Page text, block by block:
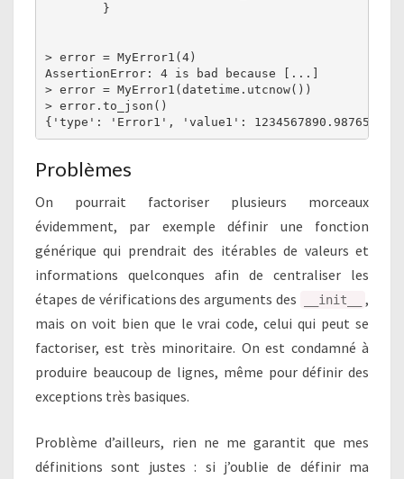
        }
> error = MyError1(4)
AssertionError: 4 is bad because [...]
> error = MyError1(datetime.utcnow())
> error.to_json()
{'type': 'Error1', 'value1': 1234567890.987654}
Problèmes
On pourrait factoriser plusieurs morceaux
évidemment, par exemple définir une fonction
générique qui prendrait des itérables de valeurs et
informations quelconques afin de centraliser les
étapes de vérifications des arguments des
__init__
,
mais on voit bien que le vrai code, celui qui peut se
factoriser, est très minoritaire. On est condamné à
produire beaucoup de lignes, même pour définir des
exceptions très basiques.
Problème d’ailleurs, rien ne me garantit que mes
définitions sont justes : si j’oublie de définir ma